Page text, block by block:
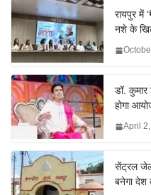
रायपुर में
नशे के
डॉ. कुमार
होगा
April
सेंट्रल जेल
बनेगा देश